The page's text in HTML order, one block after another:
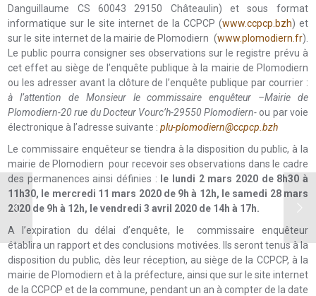
Danguillaume CS 60043 29150 Châteaulin) et sous format
informatique sur le site internet de la CCPCP (www.ccpcp.bzh) et
sur le site internet de la mairie de Plomodiern (www.plomodiern.fr).
Le public pourra consigner ses observations sur le registre prévu à
cet effet au siège de l’enquête publique à la mairie de Plomodiern
ou les adresser avant la clôture de l’enquête publique par courrier :
à l’attention de Monsieur le commissaire enquêteur –Mairie de
Plomodiern-20 rue du Docteur Vourc’h-29550 Plomodiern- ou par voie
électronique à l’adresse suivante :plu-plomodiern@ccpcp.bzh
Le commissaire enquêteur se tiendra à la disposition du public, à la
mairie de Plomodiern pour recevoir ses observations dans le cadre
des permanences ainsi définies :
le lundi 2 mars 2020 de 8h30 à
11h30, le mercredi 11 mars 2020 de 9h à 12h, le samedi 28 mars
2020 de 9h à 12h, le vendredi 3 avril 2020 de 14h à 17h.
A l’expiration du délai d’enquête, le commissaire enquêteur
établira un rapport et des conclusions motivées. Ils seront tenus à la
disposition du public, dès Ieur réception, au siège de la CCPCP, à la
mairie de Plomodiern et à la préfecture, ainsi que sur le site internet
de la CCPCP et de la commune, pendant un an à compter de la date